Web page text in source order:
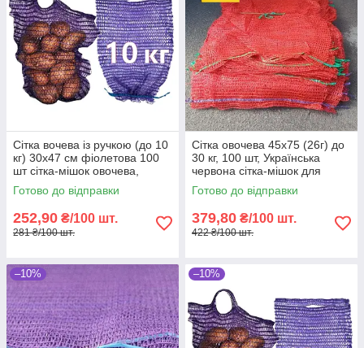
Сітка вочева із ручкою (до 10
кг) 30х47 см фіолетова 100
шт сітка-мішок овочева,
мішки овочеві
Готово до відправки
252,90 ₴/100 шт.
281 ₴/100 шт.
Сітка овочева 45х75 (26г) до
30 кг, 100 шт, Українська
червона сітка-мішок для
овочів
Готово до відправки
379,80 ₴/100 шт.
422 ₴/100 шт.
–10% –10%